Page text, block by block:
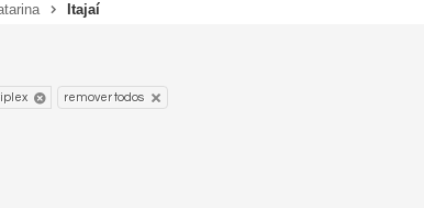
Itajaí
remover todos